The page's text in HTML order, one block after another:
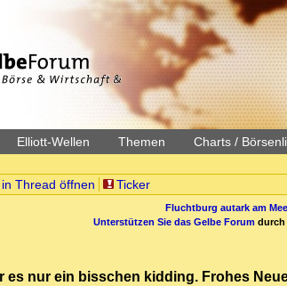
Elliott-Wellen Themen Charts /
in Thread öffnen Ticker
Fluchtburg autark am
Unterstützen Sie das Gelbe Forum durch
es nur ein bisschen kidding. Frohes